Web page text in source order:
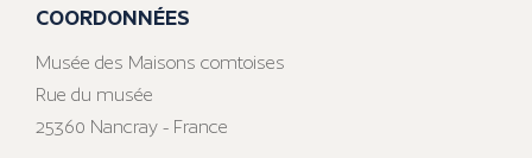
COORDONNÉES
Musée des Maisons comtoises
Rue du musée
25360 Nancray - France